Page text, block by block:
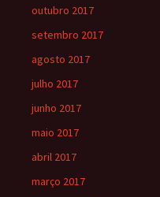
outubro 2017
setembro 2017
agosto 2017
julho 2017
junho 2017
maio 2017
abril 2017
março 2017